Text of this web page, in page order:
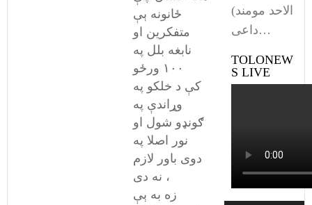
ځانونه ېې
متفکرین او
نابغه بلل په
۱۰۰ ورځو
کې د خلکو په
وړاندې په
ګونډو شول او
نور اصلا په
دوی باور لازم
نه دی ،
زه به ېې
الاحد مومند)
داعی…
TOLONEW
S LIVE